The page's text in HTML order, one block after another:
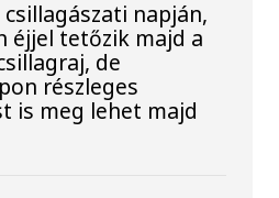
napján,
éjjel tetőzik majd a
de
részleges
is meg lehet majd